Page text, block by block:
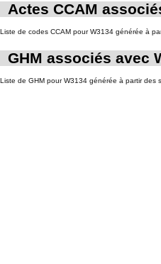
Actes CCAM
Liste de codes CCAM pour W3134 générée à
GHM associés avec
Liste de GHM pour W3134 générée à partir des